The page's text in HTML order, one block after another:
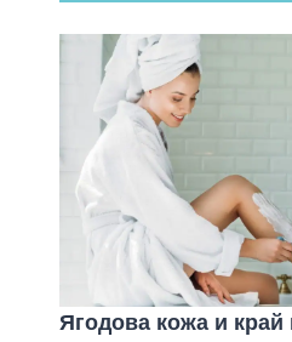
Ягодова кожа и край